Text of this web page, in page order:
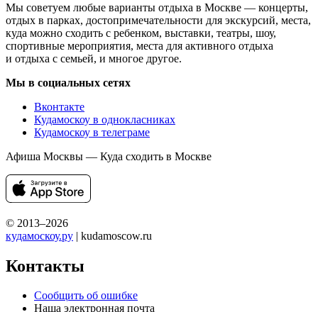
Мы советуем любые варианты отдыха в Москве — концерты,
отдых в парках, достопримечательности для экскурсий, места,
куда можно сходить с ребенком, выставки, театры, шоу,
спортивные мероприятия, места для активного отдыха
и отдыха с семьей, и многое другое.
Мы в социальных сетях
Вконтакте
Кудамоскоу в однокласниках
Кудамоскоу в телеграме
Афиша Москвы — Куда сходить в Москве
© 2013–2026
кудамоскоу.ру | kudamoscow.ru
Контакты
Сообщить об ошибке
Наша электронная почта